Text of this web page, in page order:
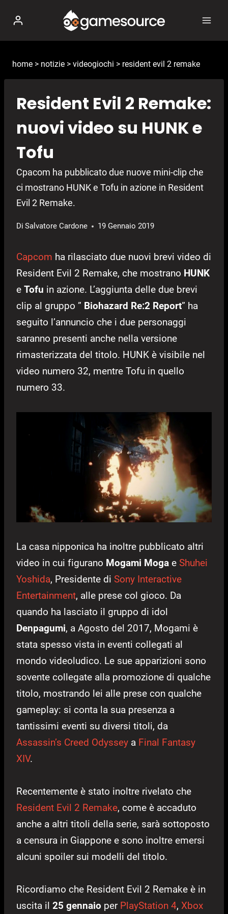
contenuto
home > notizie > videogiochi > resident evil 2 remake
Resident Evil 2 Remake:
nuovi video su HUNK e
Tofu
Cpacom ha pubblicato due nuove mini-clip che
ci mostrano HUNK e Tofu in azione in Resident
Evil 2 Remake.
Di Salvatore Cardone 19 Gennaio 2019
Capcom ha rilasciato due nuovi brevi video di
Resident Evil 2 Remake, che mostrano HUNK
e Tofu in azione. L’aggiunta delle due brevi
clip al gruppo ” Biohazard Re:2 Report” ha
seguito l’annuncio che i due personaggi
saranno presenti anche nella versione
rimasterizzata del titolo. HUNK è visibile nel
video numero 32, mentre Tofu in quello
numero 33.
La casa nipponica ha inoltre pubblicato altri
video in cui figurano Mogami Moga e Shuhei
Yoshida, Presidente di Sony Interactive
Entertainment, alle prese col gioco. Da
quando ha lasciato il gruppo di idol
Denpagumi, a Agosto del 2017, Mogami è
stata spesso vista in eventi collegati al
mondo videoludico. Le sue apparizioni sono
sovente collegate alla promozione di qualche
titolo, mostrando lei alle prese con qualche
gameplay: si conta la sua presenza a
tantissimi eventi su diversi titoli, da
Assassin’s Creed Odyssey a Final Fantasy
XIV.
Recentemente è stato inoltre rivelato che
Resident Evil 2 Remake, come è accaduto
anche a altri titoli della serie, sarà sottoposto
a censura in Giappone e sono inoltre emersi
alcuni spoiler sui modelli del titolo.
Ricordiamo che Resident Evil 2 Remake è in
uscita il 25 gennaio per PlayStation 4, Xbox